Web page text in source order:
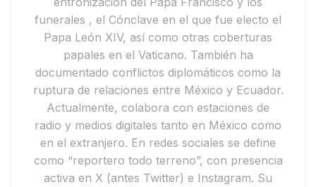
funerales , el Cónclave en el que fue electo el
Papa León XIV, así como otras coberturas
papales en el Vaticano. También ha
documentado conflictos diplomáticos como la
ruptura de relaciones entre México y Ecuador.
Actualmente, colabora con estaciones de
radio y medios digitales tanto en México como
en el extranjero. En redes sociales se define
como “reportero todo terreno”, con presencia
activa en X (antes Twitter) e Instagram. Su